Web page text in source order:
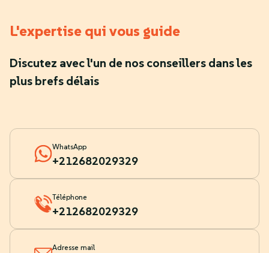
L'expertise qui vous guide
Discutez avec l'un de nos conseillers dans les
plus brefs délais
WhatsApp
+212682029329
Téléphone
+212682029329
Adresse mail